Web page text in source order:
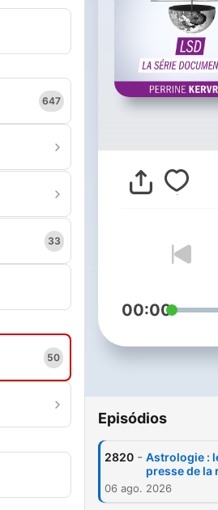
647
33
50
00:00
Episódios
2820 - Astrologie :
presse de la
06 ago. 2026